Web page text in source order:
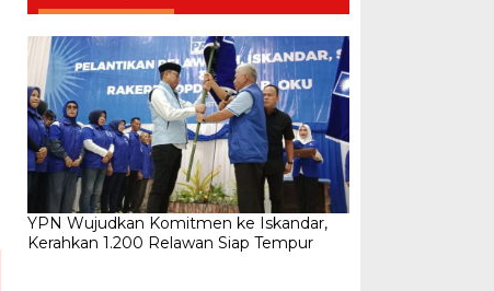
YPN Wujudkan Komitmen ke Iskandar,
Kerahkan 1.200 Relawan Siap Tempur